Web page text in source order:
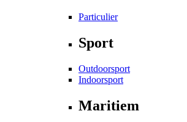
Particulier
Sport
Outdoorsport
Indoorsport
Maritiem